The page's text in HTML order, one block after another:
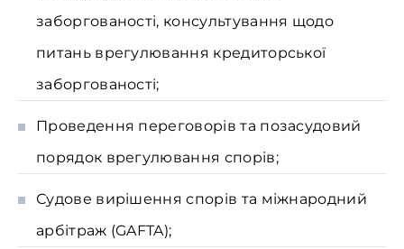
заборгованості, консультування щодо
питань врегулювання кредиторської
заборгованості;
Проведення переговорів та позасудовий
порядок врегулювання спорів;
Судове вирішення спорів та міжнародний
арбітраж (GAFTA);